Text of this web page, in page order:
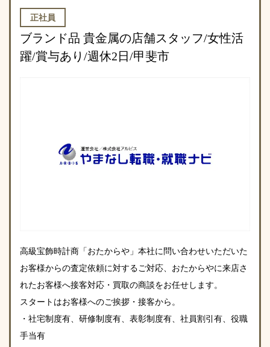
正社員
ブランド品 貴金属の店舗スタッフ/女性活
躍/賞与あり/週休2日/甲斐市
高級宝飾時計商「おたからや」本社に問い合わせいただいた
お客様からの査定依頼に対するご対応、おたからやに来店さ
れたお客様へ接客対応・買取の商談をお任せします。
スタートはお客様へのご挨拶・接客から。
・社宅制度有、研修制度有、表彰制度有、社員割引有、役職
手当有